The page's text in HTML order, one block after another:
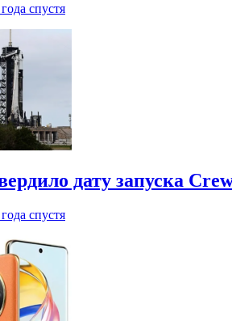
спустя
дату запуска
спустя